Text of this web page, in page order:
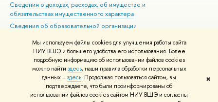
Мы используем файлы cookies для улучшения работы сайта
НИУ ВШЭ и большего удобства его использования. Более
подробную информацию об использовании файлов cookies
можно найти здесь, наши правила обработки персональных
данных –здесь. Продолжая пользоваться сайтом, вы
подтверждаете, что были проинформированы об
использовании файлов cookies сайтом НИУ ВШЭ и согласны
✖
Сведения о доходах, расходах, об имуществе и
обязательствах имущественного характера
Сведения об образовательной организации
Людям с ограниченными возможностями здоровья
Единая платежная страница
Работа в Вышке
© НИУ ВШЭ 1993–2026 Адреса и контакты Условия использования